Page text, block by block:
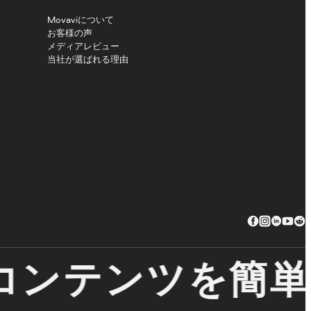
Movaviについて
お客様の声
メディアレビュー
当社が選ばれる理由
テンツを簡単